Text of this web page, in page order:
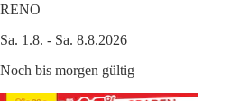
RENO
Sa. 1.8. - Sa. 8.8.2026
Noch bis morgen gültig